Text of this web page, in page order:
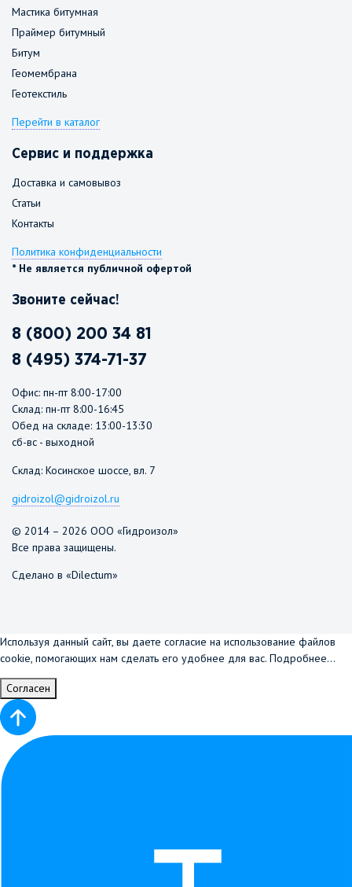
Мастика битумная
Праймер битумный
Битум
Геомембрана
Геотекстиль
Перейти в каталог
Сервис и поддержка
Доставка и самовывоз
Статьи
Контакты
Политика конфиденциальности
* Не является публичной офертой
Звоните сейчас!
8 (800) 200 34 81
8 (495) 374-71-37
Офис: пн-пт 8:00-17:00
Склад: пн-пт 8:00-16:45
Обед на складе: 13:00-13:30
сб-вс - выходной
Склад: Косинское шоссе, вл. 7
gidroizol@gidroizol.ru
© 2014 – 2026 ООО «Гидроизол»
Все права защищены.
Сделано в «Dilectum»
Используя данный сайт, вы даете согласие на использование файлов
cookie, помогающих нам сделать его удобнее для вас. Подробнее...
Согласен